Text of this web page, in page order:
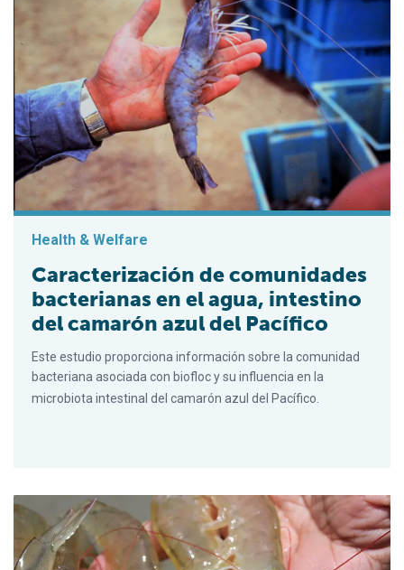
Health & Welfare
Caracterización de comunidades
bacterianas en el agua, intestino
del camarón azul del Pacífico
Este estudio proporciona información sobre la comunidad
bacteriana asociada con biofloc y su influencia en la
microbiota intestinal del camarón azul del Pacífico.